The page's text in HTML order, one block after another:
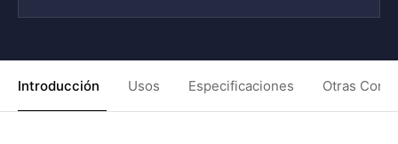
Introducción Usos Especificaciones Otras